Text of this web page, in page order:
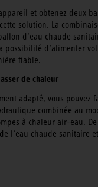
et obtenez deux
solution. La
d’eau chaude
possibilité d’alimenter
fiable.
de chaleur
adapté, vous pouvez
combinée au
à chaleur air-eau. De
l’eau chaude sanitaire